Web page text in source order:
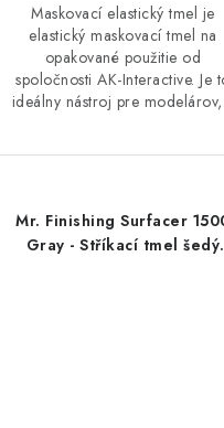
Maskovací elastický tmel je
elastický maskovací tmel na
opakované použitie od
spoločnosti AK-Interactive. Je
ideálny nástroj pre
Mr. Finishing Surfacer
Gray - Stříkací tmel šedý